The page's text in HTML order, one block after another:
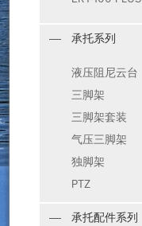
承托系列
液压阻尼云台
三脚架
三脚架套装
气压三脚架
独脚架
PTZ
承托配件系列